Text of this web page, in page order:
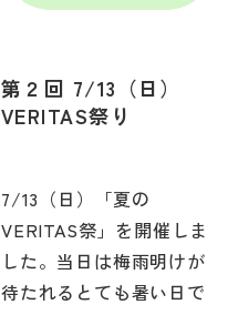
第２回 7/13（日）
VERITAS祭り
7/13（日）「夏の
VERITAS祭」を開催しま
した。当日は梅雨明けが
待たれるとても暑い日で